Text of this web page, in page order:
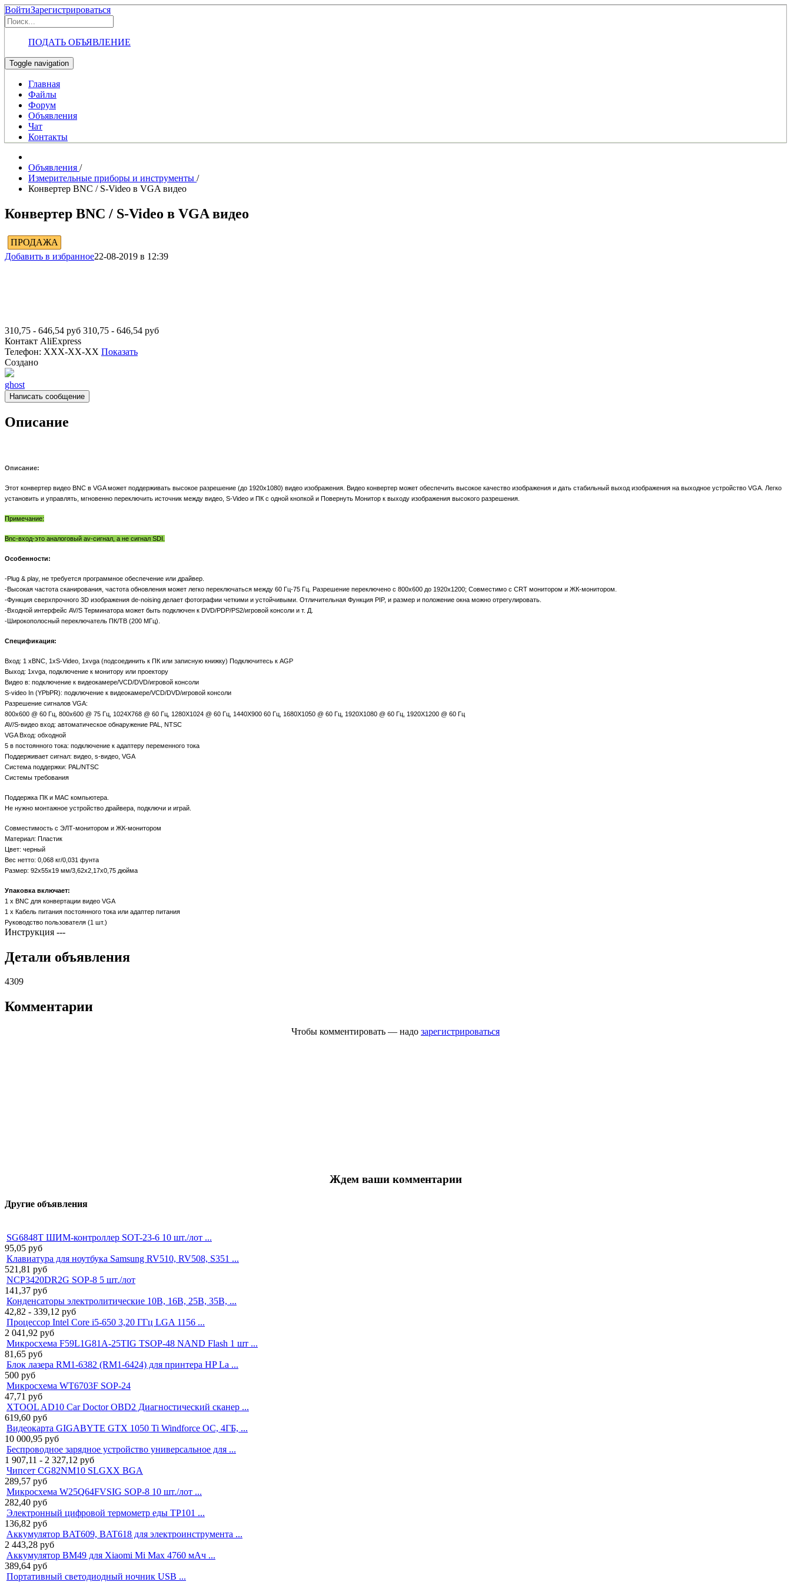
ВойтиЗарегистрироваться
ПОДАТЬ ОБЪЯВЛЕНИЕ
Toggle navigation
Главная
Файлы
Форум
Объявления
Чат
Контакты
Объявления /
Измерительные приборы и инструменты /
Конвертер BNC / S-Video в VGA видео
Конвертер BNC / S-Video в VGA видео
ПРОДАЖА
Добавить в избранное22-08-2019 в 12:39
310,75 - 646,54 руб 310,75 - 646,54 руб
Контакт AliExpress
Телефон: XXX-XX-XX Показать
Создано
ghost
Написать сообщение
Описание
Описание:
Этот конвертер видео BNC в VGA может поддерживать высокое разрешение (до 1920x1080) видео изображения. Видео конвертер может обеспечить высокое качество изображения и дать стабильный выход изображения на выходное устройство VGA. Легко
установить и управлять, мгновенно переключить источник между видео, S-Video и ПК с одной кнопкой и Повернуть Монитор к выходу изображения высокого разрешения.
Примечание:
Bnc-вход-это аналоговый av-сигнал, а не сигнал SDI.
Особенности:
-Plug & play, не требуется программное обеспечение или драйвер.
-Высокая частота сканирования, частота обновления может легко переключаться между 60 Гц-75 Гц. Разрешение переключено с 800x600 до 1920x1200; Совместимо с CRT монитором и ЖК-монитором.
-Функция сверхпрочного 3D изображения de-noising делает фотографии четкими и устойчивыми. Отличительная Функция PIP, и размер и положение окна можно отрегулировать.
-Входной интерфейс AV/S Терминатора может быть подключен к DVD/PDP/PS2/игровой консоли и т. Д.
-Широкополосный переключатель ПК/ТВ (200 МГц).
Спецификация:
Вход: 1 xBNC, 1xS-Video, 1xvga (подсоединить к ПК или записную книжку) Подключитесь к AGP
Выход: 1xvga, подключение к монитору или проектору
Видео в: подключение к видеокамере/VCD/DVD/игровой консоли
S-video In (YPbPR): подключение к видеокамере/VCD/DVD/игровой консоли
Разрешение сигналов VGA:
800x600 @ 60 Гц, 800x600 @ 75 Гц, 1024X768 @ 60 Гц, 1280X1024 @ 60 Гц, 1440X900 60 Гц, 1680X1050 @ 60 Гц, 1920X1080 @ 60 Гц, 1920X1200 @ 60 Гц
AV/S-видео вход: автоматическое обнаружение PAL, NTSC
VGA Вход: обходной
5 в постоянного тока: подключение к адаптеру переменного тока
Поддерживает сигнал: видео, s-видео, VGA
Система поддержки: PAL/NTSC
Системы требования
Поддержка ПК и MAC компьютера.
Не нужно монтажное устройство драйвера, подключи и играй.
Совместимость с ЭЛТ-монитором и ЖК-монитором
Материал: Пластик
Цвет: черный
Вес нетто: 0,068 кг/0,031 фунта
Размер: 92x55x19 мм/3,62x2,17x0,75 дюйма
Упаковка включает:
1 х BNC для конвертации видео VGA
1 х Кабель питания постоянного тока или адаптер питания
Руководство пользователя (1 шт.)
Инструкция ---
Детали объявления
4309
Комментарии
Чтобы комментировать — надо зарегистрироваться
Ждем ваши комментарии
Другие объявления
SG6848T ШИМ-контроллер SOT-23-6 10 шт./лот ...
95,05 руб
Клавиатура для ноутбука Samsung RV510, RV508, S351 ...
521,81 руб
NCP3420DR2G SOP-8 5 шт./лот
141,37 руб
Конденсаторы электролитические 10В, 16В, 25В, 35В, ...
42,82 - 339,12 руб
Процессор Intel Core i5-650 3,20 ГГц LGA 1156 ...
2 041,92 руб
Микросхема F59L1G81A-25TIG TSOP-48 NAND Flash 1 шт ...
81,65 руб
Блок лазера RM1-6382 (RM1-6424) для принтера HP La ...
500 руб
Микросхема WT6703F SOP-24
47,71 руб
XTOOL AD10 Car Doctor OBD2 Диагностический сканер ...
619,60 руб
Видеокарта GIGABYTE GTX 1050 Ti Windforce OC, 4ГБ, ...
10 000,95 руб
Беспроводное зарядное устройство универсальное для ...
1 907,11 - 2 327,12 руб
Чипсет CG82NM10 SLGXX BGA
289,57 руб
Микросхема W25Q64FVSIG SOP-8 10 шт./лот ...
282,40 руб
Электронный цифровой термометр еды TP101 ...
136,82 руб
Аккумулятор BAT609, BAT618 для электроинструмента ...
2 443,28 руб
Аккумулятор BM49 для Xiaomi Mi Max 4760 мАч ...
389,64 руб
Портативный светодиодный ночник USB ...